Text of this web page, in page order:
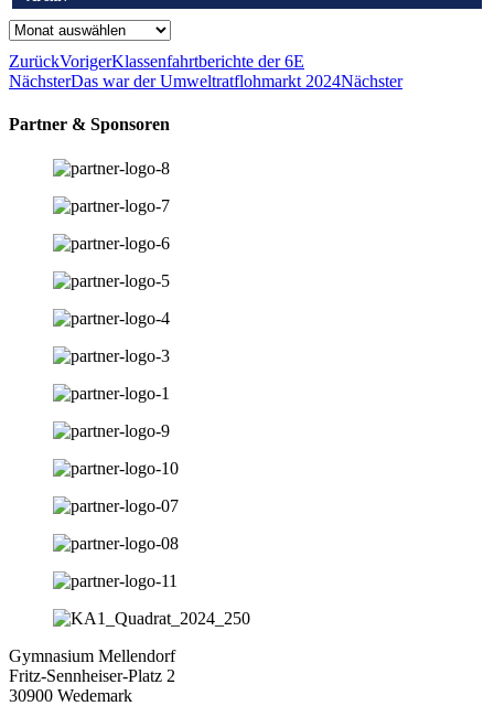
Archiv
ZurückVorigerKlassenfahrtberichte der 6E
NächsterDas war der Umweltratflohmarkt 2024Nächster
Partner & Sponsoren
Gymnasium Mellendorf
Fritz-Sennheiser-Platz 2
30900 Wedemark